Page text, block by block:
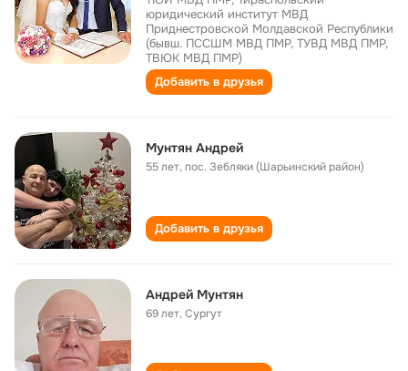
юридический институт МВД
Приднестровской Молдавской Республики
(бывш. ПССШМ МВД ПМР, ТУВД МВД ПМР,
ТВЮК МВД ПМР)
Добавить в друзья
Мунтян Андрей
55 лет,пос. Зебляки (Шарьинский район)
Добавить в друзья
Андрей Мунтян
69 лет,Сургут